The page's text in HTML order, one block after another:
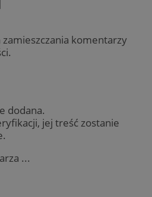
komentarzy
dodana.
jej treść zostanie
...